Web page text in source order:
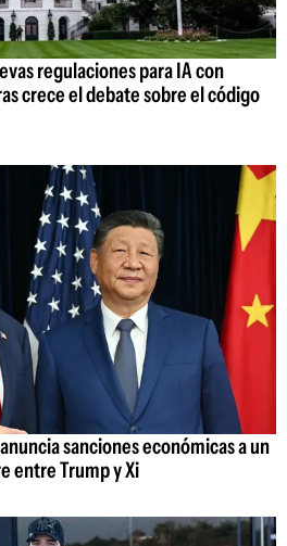
regulaciones para IA con
crece el debate sobre el código
sanciones económicas a un
entre Trump y Xi